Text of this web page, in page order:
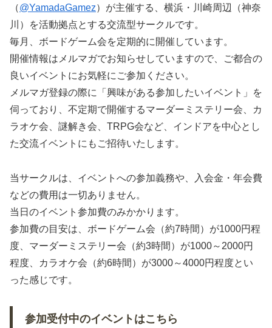
（@YamadaGamez）が主催する、横浜・川崎周辺（神奈
川）を活動拠点とする交流型サークルです。
毎月、ボードゲーム会を定期的に開催しています。
開催情報はメルマガでお知らせしていますので、ご都合の
良いイベントにお気軽にご参加ください。
メルマガ登録の際に「興味がある参加したいイベント」を
伺っており、不定期で開催するマーダーミステリー会、カ
ラオケ会、謎解き会、TRPG会など、インドアを中心とし
た交流イベントにもご招待いたします。
当サークルは、イベントへの参加義務や、入会金・年会費
などの費用は一切ありません。
当日のイベント参加費のみかかります。
参加費の目安は、ボードゲーム会（約7時間）が1000円程
度、マーダーミステリー会（約3時間）が1000～2000円
程度、カラオケ会（約6時間）が3000～4000円程度とい
った感じです。
参加受付中のイベントはこちら